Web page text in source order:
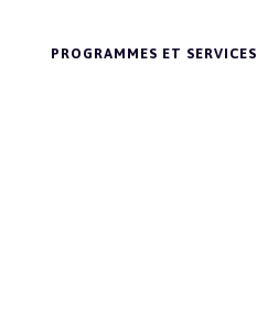
PROGRAMMES ET SERVICES